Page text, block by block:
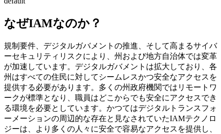
なぜIAMなのか？
規制要件、デジタルガバメントの推進、そして高まるサイバ
ーセキュリティリスクにより、州および地方自治体では変革
が加速しています。デジタルガバメントは拡大しており、各
州はすべての住民に対してシームレスかつ安全なアクセスを
提供する必要があります。多くの州政府機関ではリモートワ
ークが標準となり、職員はどこからでも安全にアクセスでき
る環境を必要としています。かつてはデジタルトランスフォ
ーメーションの周辺的な存在と見なされていたIAMテクノロ
ジーは、より多くの人々に安全で容易なアクセスを提供し、